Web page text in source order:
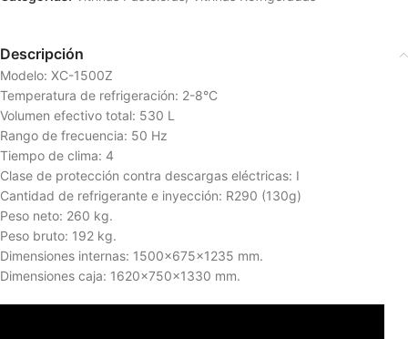
Descripción
Modelo: XC-1500Z
Temperatura de refrigeración: 2-8°C
Volumen efectivo total: 530 L
Rango de frecuencia: 50 Hz
Tiempo de clima: 4
Clase de protección contra descargas eléctricas: I
Cantidad de refrigerante e inyección: R290 (130g)
Peso neto: 260 kg.
Peso bruto: 192 kg.
Dimensiones internas: 1500x675x1235 mm.
Dimensiones caja: 1620x750x1330 mm.